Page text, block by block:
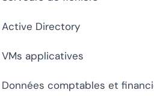
Active Directory
VMs applicatives
Données comptables et